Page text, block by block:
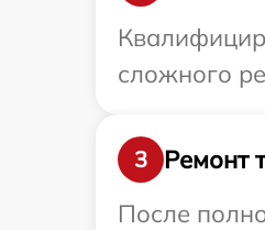
сложного
3
Ремонт
После